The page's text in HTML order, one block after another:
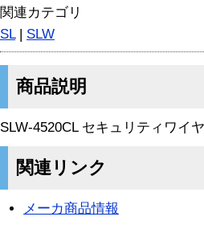
関連カテゴリ
SL| SLW
商品説明
SLW-4520CL セキュリティワイ
関連リンク
メーカ商品情報